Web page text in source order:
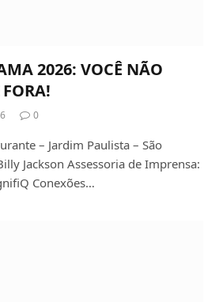
2026: VOCÊ NÃO
0
– Jardim Paulista – São
Jackson Assessoria de Imprensa:
Conexões…